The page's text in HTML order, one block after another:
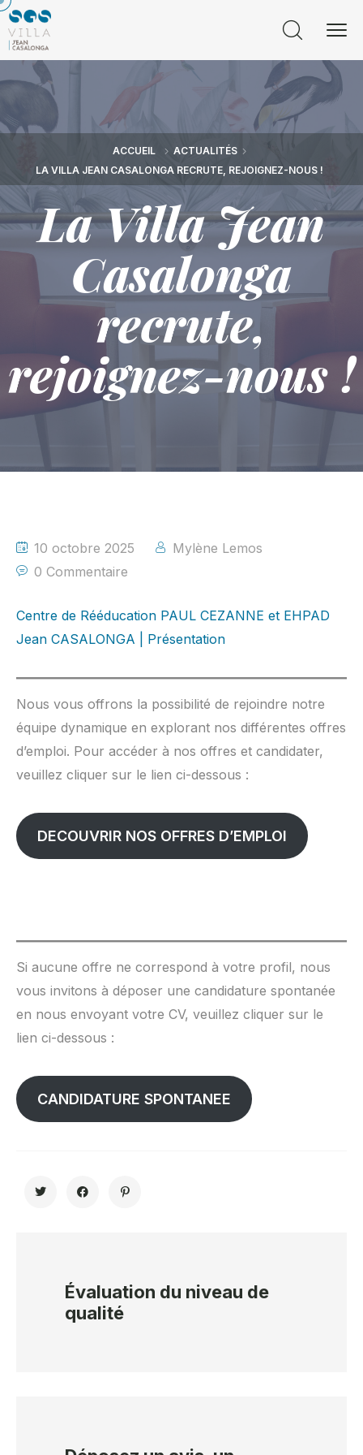
ACCUEIL
ACTUALITÉS
LA VILLA JEAN CASALONGA RECRUTE, REJOIGNEZ-NOUS !
La Villa Jean
Casalonga
recrute,
rejoignez-nous !
10 octobre 2025
Mylène Lemos
0 Commentaire
Centre de Rééducation PAUL CEZANNE et EHPAD
Jean CASALONGA | Présentation
Nous vous offrons la possibilité de rejoindre notre
équipe dynamique en explorant nos différentes offres
d’emploi. Pour accéder à nos offres et candidater,
veuillez cliquer sur le lien ci-dessous :
DECOUVRIR NOS OFFRES D’EMPLOI
Si aucune offre ne correspond à votre profil, nous
vous invitons à déposer une candidature spontanée
en nous envoyant votre CV, veuillez cliquer sur le
lien ci-dessous :
CANDIDATURE SPONTANEE
Évaluation du niveau de
qualité